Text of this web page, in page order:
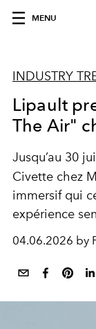
MENU
INDUSTRY
Lipault
The Air"
Jusqu’au 30
Civette chez
immersif qui
expérience
04.06.2026 by